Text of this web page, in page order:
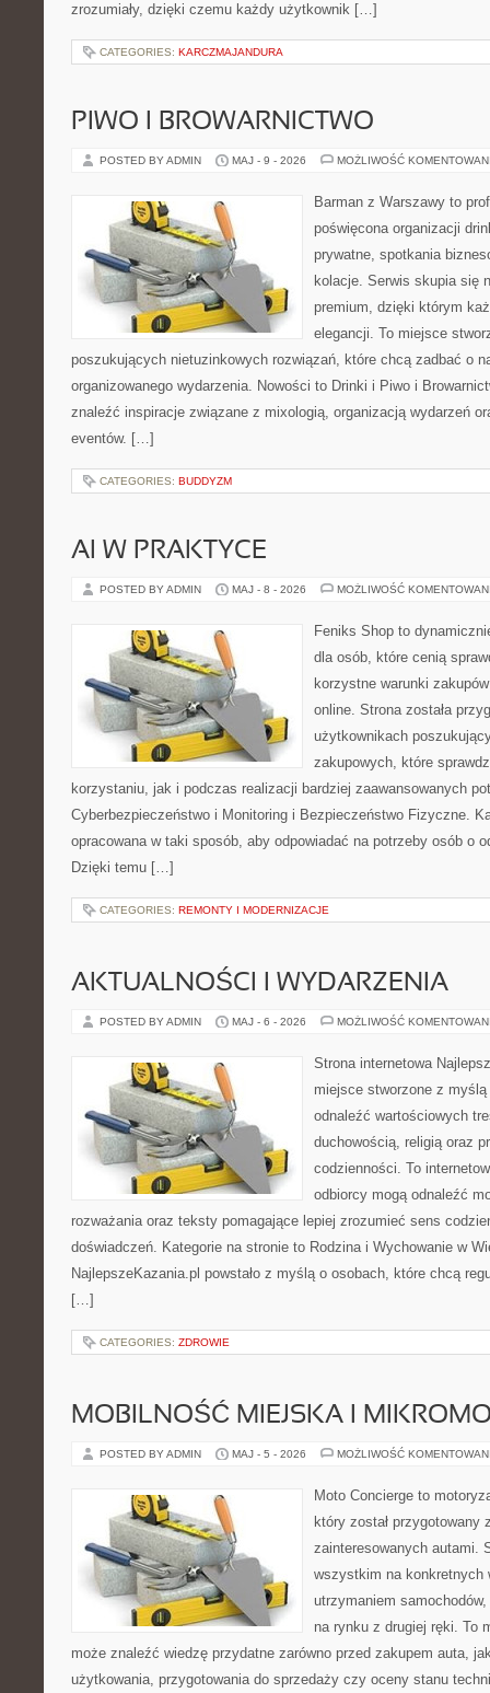
zrozumiały, dzięki czemu każdy użytkownik […]
CATEGORIES: KARCZMAJANDURA
PIWO I BROWARNICTWO
POSTED BY ADMIN MAJ - 9 - 2026 MOŻLIWOŚĆ
Barman z Warszawy to
poświęcona organizacji
prywatne, spotkania
kolacje. Serwis skupia się
premium, dzięki którym
elegancji. To miejsce
poszukujących nietuzinkowych rozwiązań, które chcą zadbać o
organizowanego wydarzenia. Nowości to Drinki i Piwo i
znaleźć inspiracje związane z mixologią, organizacją wydarzeń
eventów. […]
CATEGORIES: BUDDYZM
AI W PRAKTYCE
POSTED BY ADMIN MAJ - 8 - 2026 MOŻLIWOŚĆ
Feniks Shop to
dla osób, które cenią
korzystne warunki
online. Strona została
użytkownikach
zakupowych, które
korzystaniu, jak i podczas realizacji bardziej zaawansowanych
Cyberbezpieczeństwo i Monitoring i Bezpieczeństwo Fizyczne.
opracowana w taki sposób, aby odpowiadać na potrzeby osób o
Dzięki temu […]
CATEGORIES: REMONTY I MODERNIZACJE
AKTUALNOŚCI I WYDARZENIA
POSTED BY ADMIN MAJ - 6 - 2026 MOŻLIWOŚĆ
Strona internetowa
miejsce stworzone z
odnaleźć wartościowych
duchowością, religią oraz
codzienności. To
odbiorcy mogą odnaleźć
rozważania oraz teksty pomagające lepiej zrozumieć sens
doświadczeń. Kategorie na stronie to Rodzina i Wychowanie w
NajlepszeKazania.pl powstało z myślą o osobach, które chcą
[…]
CATEGORIES: ZDROWIE
MOBILNOŚĆ MIEJSKA I
POSTED BY ADMIN MAJ - 5 - 2026 MOŻLIWOŚĆ
Moto Concierge to
który został przygotowany
zainteresowanych autami.
wszystkim na konkretnych
utrzymaniem
na rynku z drugiej ręki. To
może znaleźć wiedzę przydatne zarówno przed zakupem auta,
użytkowania, przygotowania do sprzedaży czy oceny stanu